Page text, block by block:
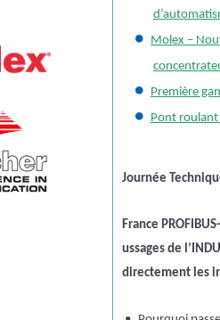
Molex –
Première
Pont
Journée
France
ussages de
directement les